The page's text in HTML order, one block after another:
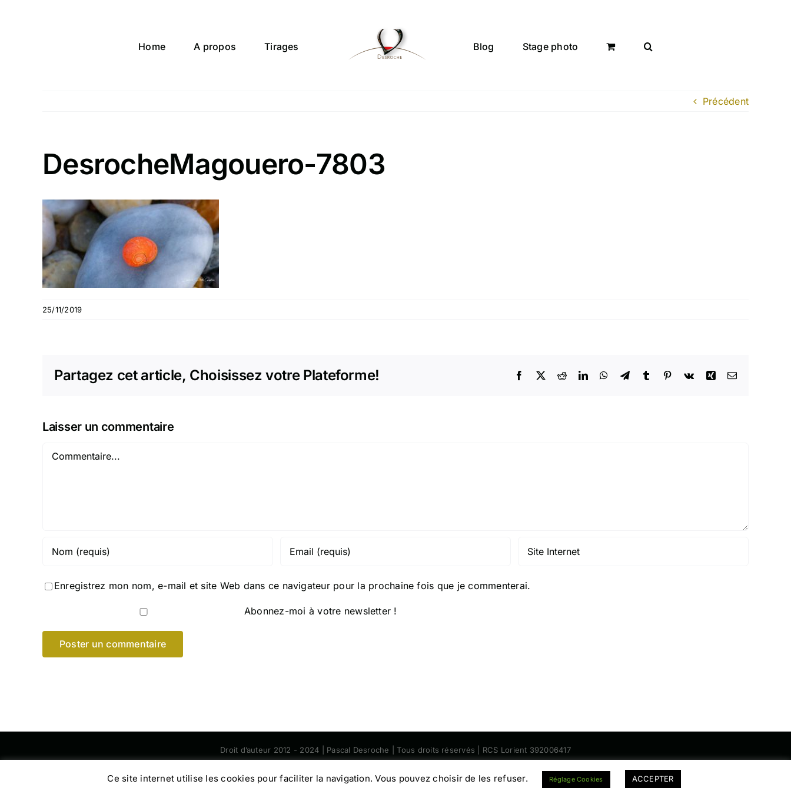
Home A propos Tirages Blog Stage photo
Précédent
DesrocheMagouero-7803
25/11/2019
Partagez cet article, Choisissez votre Plateforme! Facebook
X RedditLinkedInWhatsApp
TelegramTumblr Pinterest
Vk Xing Email
Laisser un commentaire
Commentaire
Enregistrez mon nom, e-mail et site Web dans ce navigateur pour la prochaine fois que je commenterai.
Abonnez-moi à votre newsletter !
Droit d’auteur 2012 - 2024 | Pascal Desroche | Tous droits réservés | RCS Lorient 392006417
FacebookInstagram
Ce site internet utilise les cookies pour faciliter la navigation. Vous pouvez choisir de les refuser. Réglage Cookies ACCEPTER